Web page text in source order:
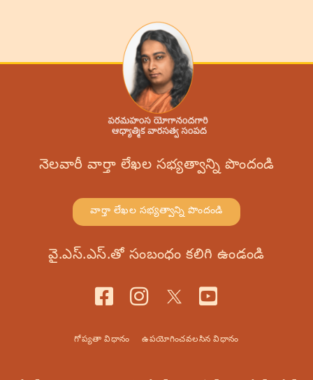
నెలవారీ వార్తా లేఖల సభ్యత్వాన్ని పొందండి
వార్తా లేఖల సభ్యత్వాన్ని పొందండి
వై.ఎస్.ఎస్.తో సంబంధం కలిగి ఉండండి
గోప్యతా విధానం ఉపయోగించవలసిన విధానం